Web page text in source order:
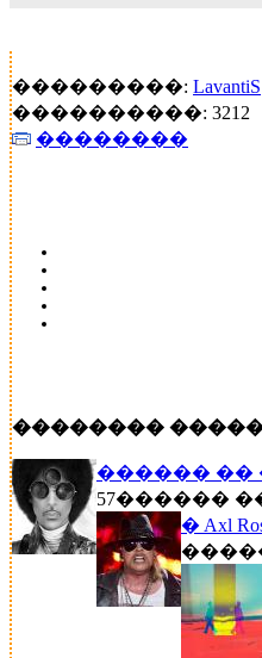
���������: LavantiS
����������: 3212
��������
��������
������ �� �
57������
� Axl